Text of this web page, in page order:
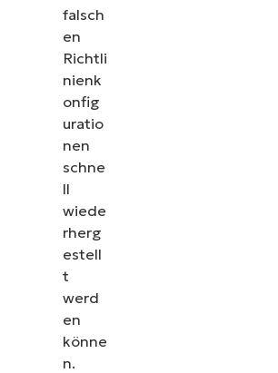
falsch
en
Richtli
nienk
onfig
uratio
nen
schne
ll
wiede
rherg
estell
t
werd
en
könne
n.